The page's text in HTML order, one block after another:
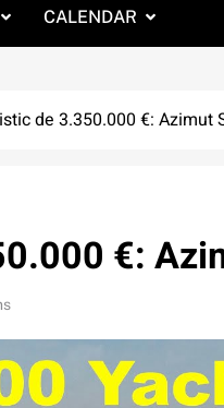
CALENDAR
de 3.350.000 €: Azimut
€: